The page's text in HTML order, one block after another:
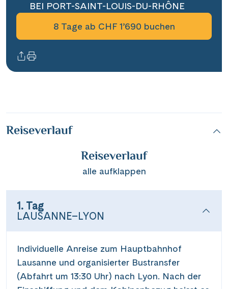
BEI PORT-SAINT-LOUIS-DU-RHÔNE
8 Tage ab CHF 1’690 buchen
Reiseverlauf
Reiseverlauf
alle aufklappen
1. Tag
LAUSANNE–LYON
Individuelle Anreise zum Hauptbahnhof
Lausanne und organisierter Bustransfer
(Abfahrt um 13:30 Uhr) nach Lyon. Nach der